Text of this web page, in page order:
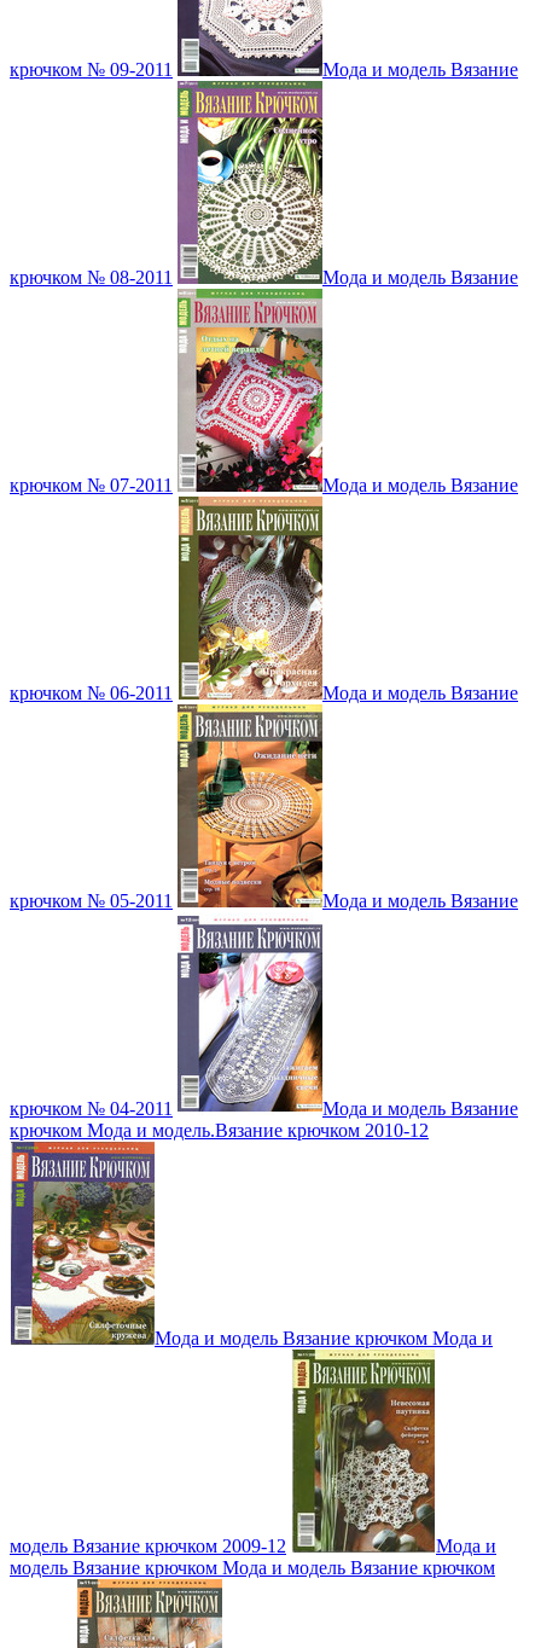
крючком № 09-2011 Мода и модель Вязание
крючком № 08-2011 Мода и модель Вязание
крючком № 07-2011 Мода и модель Вязание
крючком № 06-2011 Мода и модель Вязание
крючком № 05-2011 Мода и модель Вязание
крючком № 04-2011
Мода и модель Вязание
крючком Мода и модель.Вязание крючком 2010-12
Мода и модель Вязание крючком Мода и
модель Вязание крючком 2009-12
Мода и
модель Вязание крючком Мода и модель Вязание крючком